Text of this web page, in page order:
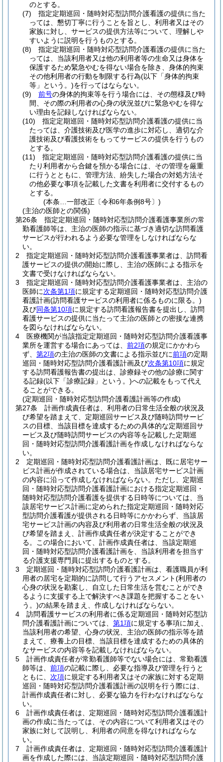
のとする。
(7)
指定定期巡回・随時対応型訪問介護看護の提供に当た
っては、懇切丁寧に行うことを旨とし、利用者又はその
家族に対し、サービスの提供方法等について、理解しや
すいように説明を行うものとする。
(8)
指定定期巡回・随時対応型訪問介護看護の提供に当た
っては、当該利用者又は他の利用者等の生命又は身体を
保護するため緊急やむを得ない場合を除き、身体的拘束
その他利用者の行動を制限する行為(以下「身体的拘束
等」という。)を行ってはならない。
(9)
前号の身体的拘束等を行う場合には、その態様及び時
間、その際の利用者の心身の状況並びに緊急やむを得な
い理由を記録しなければならない。
(10)
指定定期巡回・随時対応型訪問介護看護の提供に当
たっては、介護技術及び医学の進歩に対応し、適切な介
護技術及び看護技術をもってサービスの提供を行うもの
とする。
(11)
指定定期巡回・随時対応型訪問介護看護の提供に当
たり利用者から合鍵を預かる場合には、その管理を厳重
に行うとともに、管理方法、紛失した場合の対処方法そ
の他必要な事項を記載した文書を利用者に交付するもの
とする。
(本条…一部改正〔令和6年条例8号〕)
(主治の医師との関係)
第26条
指定定期巡回・随時対応型訪問介護看護事業所の常
勤看護師等は、主治の医師の指示に基づき適切な訪問看護
サービスが行われるよう必要な管理をしなければならな
い。
2
指定定期巡回・随時対応型訪問介護看護事業者は、訪問看
護サービスの提供の開始に際し、主治の医師による指示を
文書で受けなければならない。
3
指定定期巡回・随時対応型訪問介護看護事業者は、主治の
医師に次条第1項に規定する定期巡回・随時対応型訪問介護
看護計画(訪問看護サービスの利用者に係るものに限る。)
及び同条第10項に規定する訪問看護報告書を提出し、訪問
看護サービスの提供に当たって主治の医師との密接な連携
を図らなければならない。
4
医療機関が当該指定定期巡回・随時対応型訪問介護看護事
業所を運営する場合にあっては、 前2項の規定にかかわら
ず、 第2項の主治の医師の文書による指示並びに前項の定期
巡回・随時対応型訪問介護看護計画及び次条第10項に規定
する訪問看護報告書の提出は、診療録その他の診療に関す
る記録(以下「診療記録」という。)への記載をもって代え
ることができる。
(定期巡回・随時対応型訪問介護看護計画等の作成)
第27条
計画作成責任者は、利用者の日常生活全般の状況及
び希望を踏まえて、定期巡回サービス及び随時訪問サービ
スの目標、当該目標を達成するための具体的な定期巡回サ
ービス及び随時訪問サービスの内容等を記載した定期巡
回・随時対応型訪問介護看護計画を作成しなければならな
い。
2
定期巡回・随時対応型訪問介護看護計画は、既に居宅サー
ビス計画が作成されている場合は、当該居宅サービス計画
の内容に沿って作成しなければならない。 ただし、定期巡
回・随時対応型訪問介護看護計画における指定定期巡回・
随時対応型訪問介護看護を提供する日時等については、当
該居宅サービス計画に定められた指定定期巡回・随時対応
型訪問介護看護が提供される日時等にかかわらず、当該居
宅サービス計画の内容及び利用者の日常生活全般の状況及
び希望を踏まえ、計画作成責任者が決定することができ
る。
この場合において、計画作成責任者は、当該定期巡
回・随時対応型訪問介護看護計画を、当該利用者を担当す
る介護支援専門員に提出するものとする。
3
定期巡回・随時対応型訪問介護看護計画は、看護職員が利
用者の居宅を定期的に訪問して行うアセスメント(利用者の
心身の状況を勘案し、自立した日常生活を営むことができ
るように支援する上で解決すべき課題を把握することをい
う。)の結果を踏まえ、作成しなければならない。
4
訪問看護サービスの利用者に係る定期巡回・随時対応型訪
問介護看護計画については、 第1項に規定する事項に加え、
当該利用者の希望、心身の状況、主治の医師の指示等を踏
まえて、療養上の目標、当該目標を達成するための具体的
なサービスの内容等を記載しなければならない。
5
計画作成責任者が常勤看護師等でない場合には、常勤看護
師等は、 前項の記載に際し、必要な指導及び管理を行うと
ともに、 次項に規定する利用者又はその家族に対する定期
巡回・随時対応型訪問介護看護計画の説明を行う際には、
計画作成責任者に対し、必要な協力を行わなければならな
い。
6
計画作成責任者は、定期巡回・随時対応型訪問介護看護計
画の作成に当たっては、その内容について利用者又はその
家族に対して説明し、利用者の同意を得なければならな
い。
7
計画作成責任者は、定期巡回・随時対応型訪問介護看護計
画を作成した際には、当該定期巡回・随時対応型訪問介護